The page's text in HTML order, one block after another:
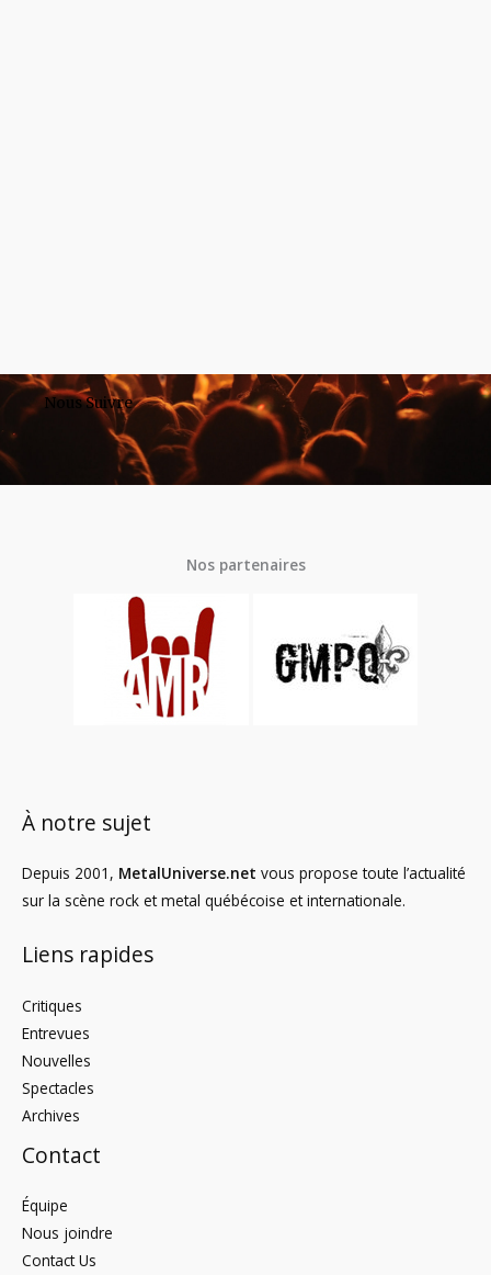
Nous Suivre
Nos partenaires
À notre sujet
Depuis 2001, MetalUniverse.net vous propose toute l’actualité
sur la scène rock et metal québécoise et internationale.
Liens rapides
Critiques
Entrevues
Nouvelles
Spectacles
Archives
Contact
Équipe
Nous joindre
Contact Us